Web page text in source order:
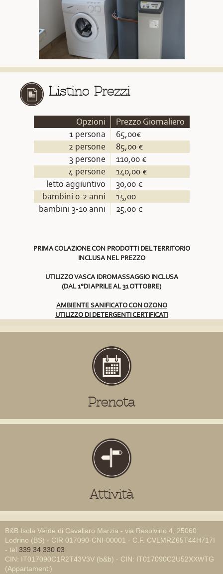
Listino Prezzi
Opzioni
Prezzo Giornaliero
1 persona
65,00€
2 persone
85,00 €
3 persone
110,00 €
4 persone
140,00 €
letto aggiuntivo
30,00 €
bambini 0-2 anni
15,00
bambini 3-10 anni
25,00 €
PRIMA COLAZIONE CON PRODOTTI DEL TERRITORIO
INCLUSA NEL PREZZO
UTILIZZO VASCA IDROMASSAGGIO INCLUSA
(DAL 1°DI APRILE AL 31 OTTOBRE)
AMBIENTE SANIFICATO CON OZONO
UTILIZZO DI DETERGENTI CERTIFICATI
Prenota
Attività
B&B Isola Verde di Cavallaro Marzia - via Resolvino 4, 25060
Lodrino (BS) - CIR 017090-CNI-00001 - C.F. CVLMRZ65T44H717I
- tel 339 34 330 03
CIN: IT017090C1R2T43V3V (b&b) - CIN: IT017090C2U52XXWTG
(Appartamenti)